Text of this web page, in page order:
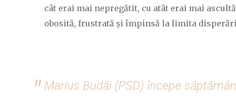
cât erai mai nepregătit, cu atât erai mai
obosită, frustrată și împinsă la limita
Marius Budăi (PSD) începe